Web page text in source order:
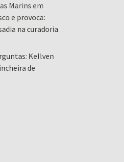
Marinsem
e provoca:
na curadoria
Kellven
de